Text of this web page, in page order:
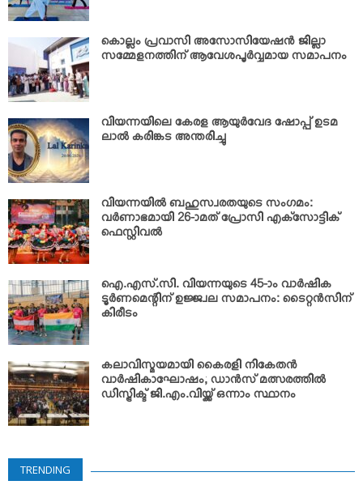
കൊല്ലം പ്രവാസി അസോസിയേഷന്‍ ജില്ലാ
സമ്മേളനത്തിന് ആവേശപൂര്‍വ്വമായ സമാപനം
വിയന്നയിലെ കേരള ആയുര്‍വേദ ഷോപ്പ് ഉടമ
ലാല്‍ കരിങ്കട അന്തരിച്ചു
വിയന്നയില്‍ ബഹുസ്വരതയുടെ സംഗമം:
വര്‍ണാഭമായി 26-ാമത് പ്രോസി എക്‌സോട്ടിക്
ഫെസ്റ്റിവല്‍
ഐ.എസ്.സി. വിയന്നയുടെ 45-ാം വാര്‍ഷിക
ടൂര്‍ണമെന്റിന് ഉജ്ജ്വല സമാപനം: ടൈറ്റന്‍സിന്
കിരീടം
കലാവിസ്മയമായി കൈരളി നികേതന്‍
വാര്‍ഷികാഘോഷം; ഡാന്‍സ് മത്സരത്തില്‍
ഡിസ്ട്രിക്ട് ജി.എം.വിയ്ക്ക് ഒന്നാം സ്ഥാനം
TRENDING